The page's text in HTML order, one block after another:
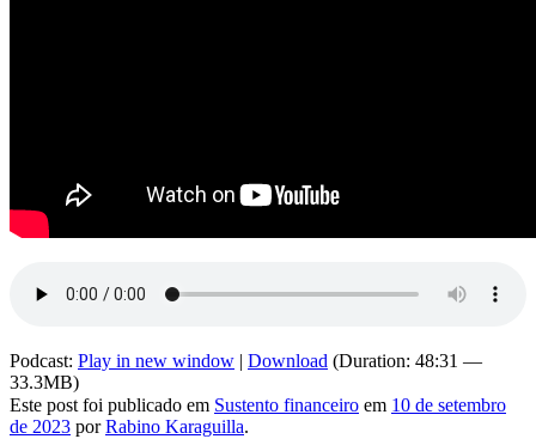
Podcast: Play in new window | Download (Duration: 48:31 —
33.3MB)
Este post foi publicado em Sustento financeiro em 10 de setembro
de 2023 porRabino Karaguilla.